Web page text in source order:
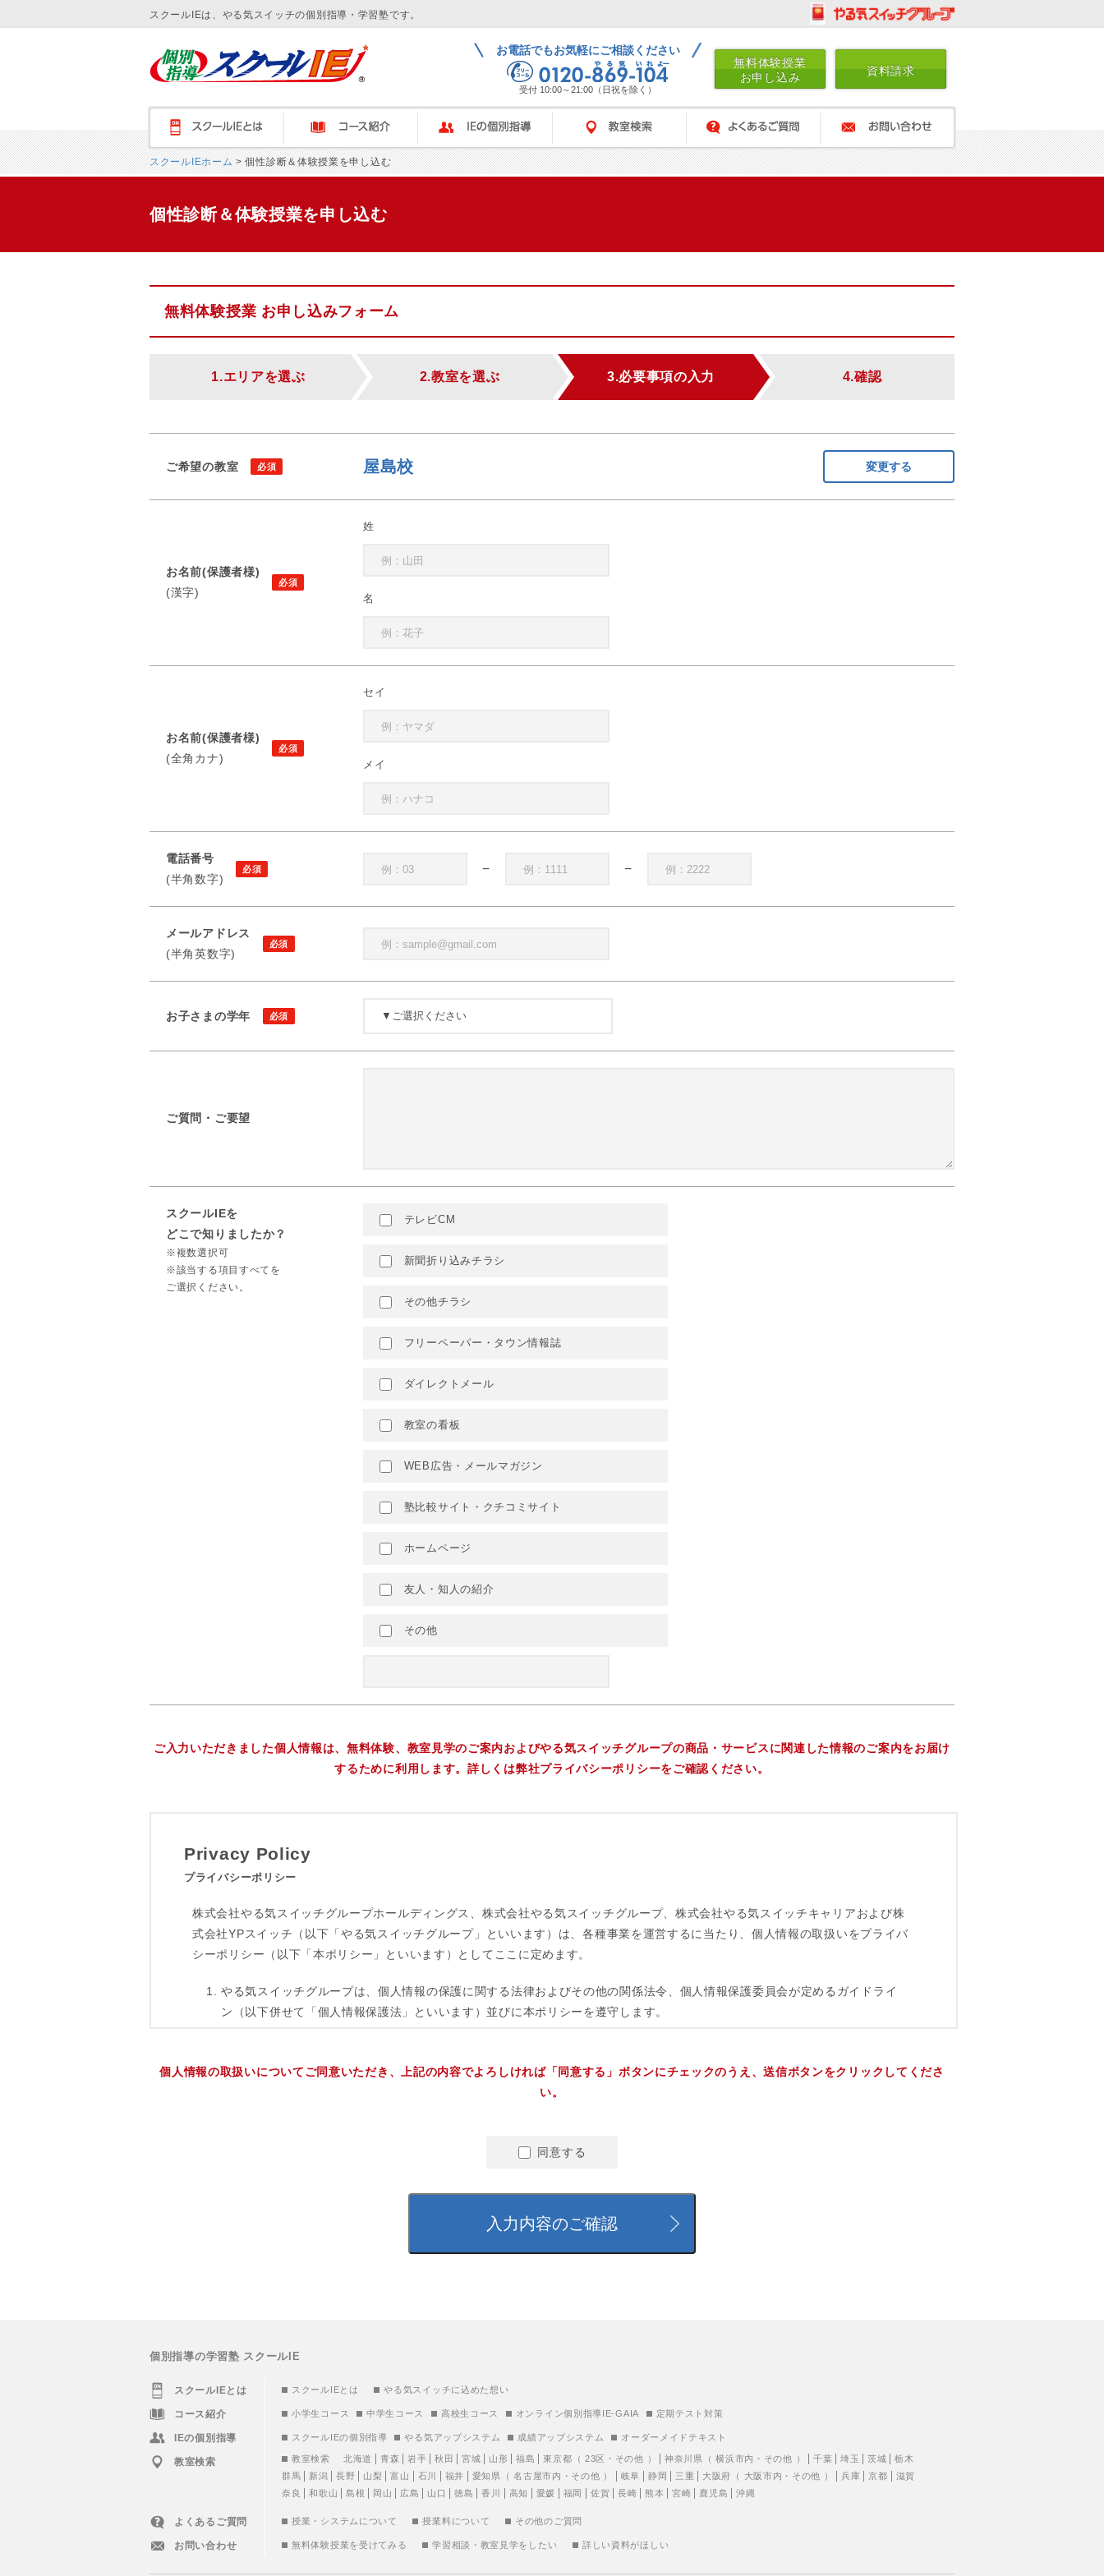
スクールIEは、やる気スイッチの個別指導・学習塾です。
お電話でもお気軽にご相談ください
受付 10:00～21:00（日祝を除く）
無料体験授業
お申し込み
資料請求
スクールＩＥとは コース紹介 IEの個別指導 教室検索 よくあるご質問 お問い合わせ
スクールIEホーム> 個性診断＆体験授業を申し込む
個性診断＆体験授業を申し込む
無料体験授業 お申し込みフォーム
1.エリアを選ぶ 2.教室を選ぶ 3.必要事項の入力 4.確認
ご希望の教室 屋島校 変更する
お名前(保護者様)
(漢字)
姓
名
お名前(保護者様)
(全角カナ)
セイ
メイ
電話番号
(半角数字)
− −
メールアドレス
(半角英数字)
お子さまの学年
ご質問・ご要望
スクールIEを
どこで知りましたか？
※複数選択可
※該当する項目すべてを
ご選択ください。
テレビCM
新聞折り込みチラシ
その他チラシ
フリーペーパー・タウン情報誌
ダイレクトメール
教室の看板
WEB広告・メールマガジン
塾比較サイト・クチコミサイト
ホームページ
友人・知人の紹介
その他
ご入力いただきました個人情報は、無料体験、教室見学のご案内およびやる気スイッチグループの商品・サービスに関連した情報のご案内をお届け
するために利用します。詳しくは弊社プライバシーポリシーをご確認ください。
個人情報の取扱いについてご同意いただき、上記の内容でよろしければ「同意する」ボタンにチェックのうえ、送信ボタンをクリックしてくださ
い。
同意する
個別指導の学習塾 スクールIE
スクールIEとは スクールIEとは やる気スイッチに込めた想い
コース紹介 小学生コース 中学生コース 高校生コース オンライン個別指導IE-GAIA 定期テスト対策
IEの個別指導 スクールIEの個別指導 やる気アップシステム 成績アップシステム オーダーメイドテキスト
教室検索 教室検索 北海道 青森 岩手 秋田 宮城 山形 福島 東京都 （ 23区 ・ その他 ） 神奈川県 （横浜市内 ・ その他 ） 千葉 埼玉 茨城
栃木
群馬
新潟 長野 山梨 富山 石川 福井 愛知県 （名古屋市内 ・ その他 ） 岐阜 静岡 三重 大阪府 （ 大阪市内 ・ その他 ） 兵庫 京都
滋賀
奈良
和歌山 島根 岡山 広島 山口 徳島 香川 高知 愛媛 福岡 佐賀 長崎 熊本 宮崎 鹿児島 沖縄
よくあるご質問 授業・システムについて 授業料について その他のご質問
お問い合わせ 無料体験授業を受けてみる 学習相談・教室見学をしたい 詳しい資料がほしい